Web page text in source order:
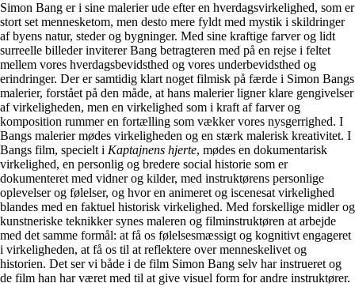
Simon Bang er i sine malerier ude efter en hverdagsvirkelighed, som er
stort set mennesketom, men desto mere fyldt med mystik i skildringer
af byens natur, steder og bygninger. Med sine kraftige farver og lidt
surreelle billeder inviterer Bang betragteren med på en rejse i feltet
mellem vores hverdagsbevidsthed og vores underbevidsthed og
erindringer. Der er samtidig klart noget filmisk på færde i Simon Bangs
malerier, forstået på den måde, at hans malerier ligner klare gengivelser
af virkeligheden, men en virkelighed som i kraft af farver og
komposition rummer en fortælling som vækker vores nysgerrighed. I
Bangs malerier mødes virkeligheden og en stærk malerisk kreativitet. I
Bangs film, specielt i Kaptajnens hjerte, mødes en dokumentarisk
virkelighed, en personlig og bredere social historie som er
dokumenteret med vidner og kilder, med instruktørens personlige
oplevelser og følelser, og hvor en animeret og iscenesat virkelighed
blandes med en faktuel historisk virkelighed. Med forskellige midler og
kunstneriske teknikker synes maleren og filminstruktøren at arbejde
med det samme formål: at få os følelsesmæssigt og kognitivt engageret
i virkeligheden, at få os til at reflektere over menneskelivet og
historien. Det ser vi både i de film Simon Bang selv har instrueret og
de film han har været med til at give visuel form for andre instruktører.